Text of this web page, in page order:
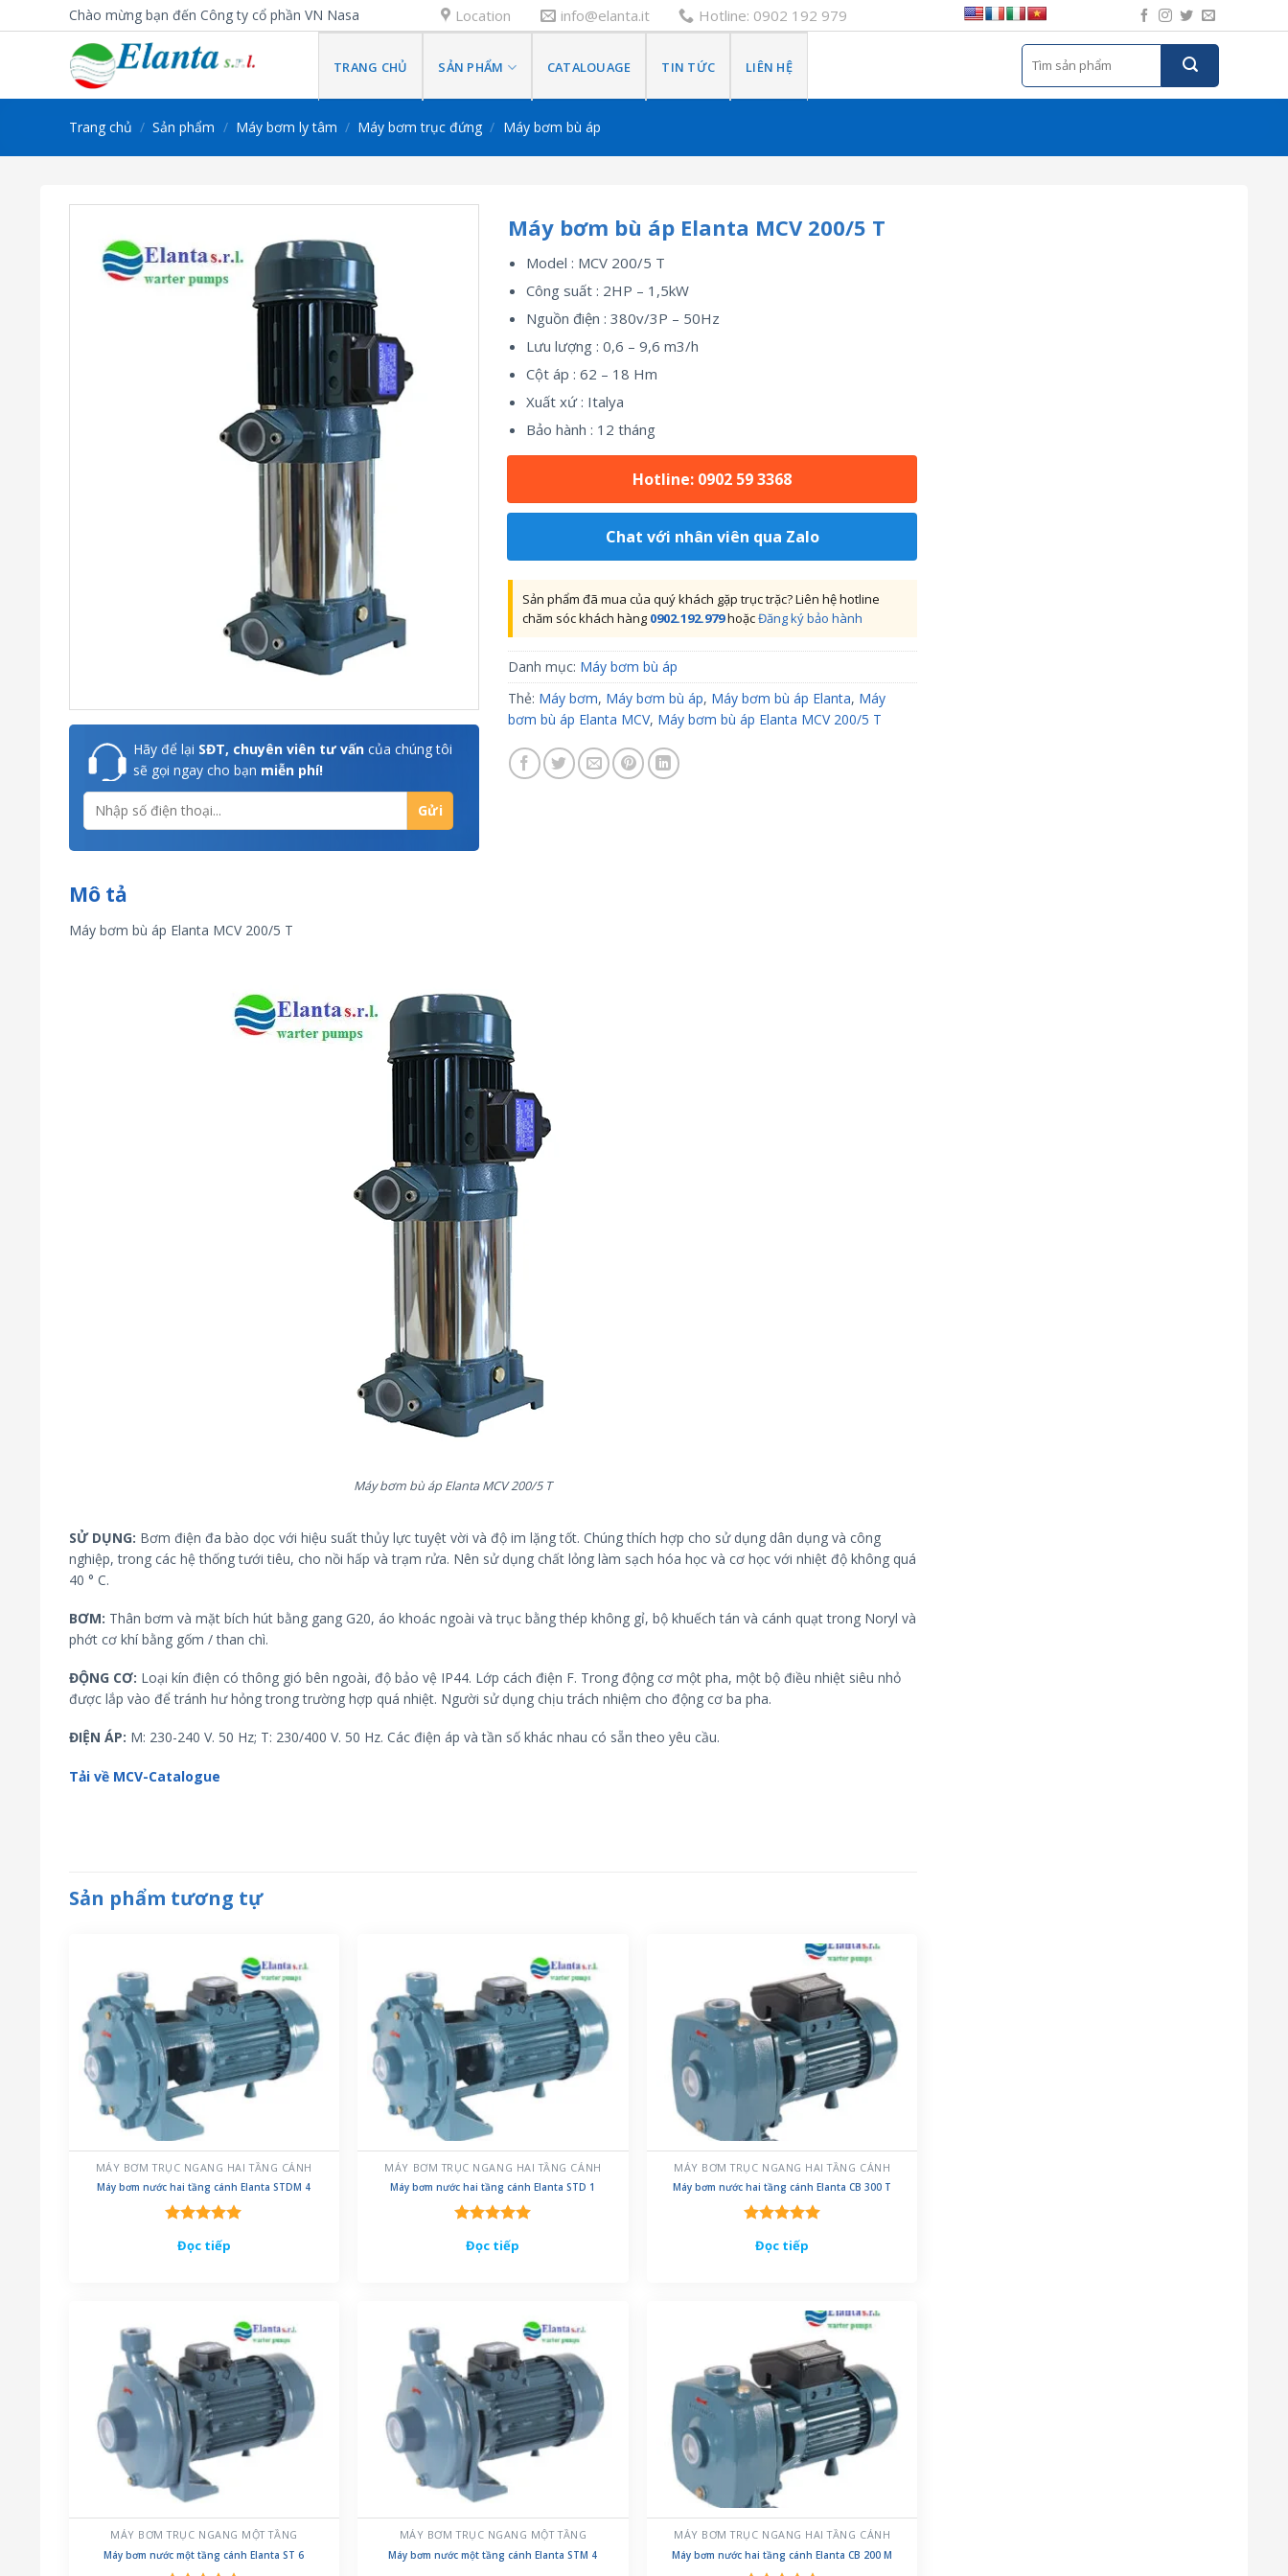
to
Chào mừng bạn đến Công ty cổ phần VN Nasa Location info@elanta.it Hotline: 0902 192 979
TRANG CHỦ SẢN PHẨM CATALOUAGE TIN TỨC LIÊN HỆ
Tìm
kiếm:
Trang chủ / Sản phẩm / Máy bơm ly tâm / Máy bơm trục đứng / Máy bơm bù áp
Hãy để lại SĐT, chuyên viên tư vấn của chúng tôi
sẽ gọi ngay cho bạn miễn phí!
Máy bơm bù áp Elanta MCV 200/5 T
Model : MCV 200/5 T
Công suất : 2HP – 1,5kW
Nguồn điện : 380v/3P – 50Hz
Lưu lượng : 0,6 – 9,6 m3/h
Cột áp : 62 – 18 Hm
Xuất xứ : Italya
Bảo hành : 12 tháng
Hotline: 0902 59 3368
Chat với nhân viên qua Zalo
Sản phẩm đã mua của quý khách gặp trục trặc? Liên hệ hotline
chăm sóc khách hàng 0902.192.979hoặcĐăng ký bảo hành
Danh mục: Máy bơm bù áp
Thẻ: Máy bơm, Máy bơm bù áp, Máy bơm bù áp Elanta, Máy
bơm bù áp Elanta MCV, Máy bơm bù áp Elanta MCV 200/5 T
Mô tả
Máy bơm bù áp Elanta MCV 200/5 T
Máy bơm bù áp Elanta MCV 200/5 T
SỬ DỤNG: Bơm điện đa bào dọc với hiệu suất thủy lực tuyệt vời và độ im lặng tốt. Chúng thích hợp cho sử dụng dân dụng và công
nghiệp, trong các hệ thống tưới tiêu, cho nồi hấp và trạm rửa. Nên sử dụng chất lỏng làm sạch hóa học và cơ học với nhiệt độ không quá
40 ° C.
BƠM: Thân bơm và mặt bích hút bằng gang G20, áo khoác ngoài và trục bằng thép không gỉ, bộ khuếch tán và cánh quạt trong Noryl và
phớt cơ khí bằng gốm / than chì.
ĐỘNG CƠ: Loại kín điện có thông gió bên ngoài, độ bảo vệ IP44. Lớp cách điện F. Trong động cơ một pha, một bộ điều nhiệt siêu nhỏ
được lắp vào để tránh hư hỏng trong trường hợp quá nhiệt. Người sử dụng chịu trách nhiệm cho động cơ ba pha.
ĐIỆN ÁP: M: 230-240 V. 50 Hz; T: 230/400 V. 50 Hz. Các điện áp và tần số khác nhau có sẵn theo yêu cầu.
Tải về MCV-Catalogue
Sản phẩm tương tự
MÁY BƠM TRỤC NGANG HAI TẦNG CÁNH
Máy bơm nước hai tầng cánh Elanta STDM 4
hạng 5.00
Đọc tiếp
MÁY BƠM TRỤC NGANG HAI TẦNG CÁNH
Máy bơm nước hai tầng cánh Elanta STD 1
hạng 5.00
Đọc tiếp
MÁY BƠM TRỤC NGANG HAI TẦNG CÁNH
Máy bơm nước hai tầng cánh Elanta CB 300 T
hạng 5.00
Đọc tiếp
MÁY BƠM TRỤC NGANG MỘT TẦNG
Máy bơm nước một tầng cánh Elanta ST 6
MÁY BƠM TRỤC NGANG MỘT TẦNG
Máy bơm nước một tầng cánh Elanta STM 4
MÁY BƠM TRỤC NGANG HAI TẦNG CÁNH
Máy bơm nước hai tầng cánh Elanta CB 200 M